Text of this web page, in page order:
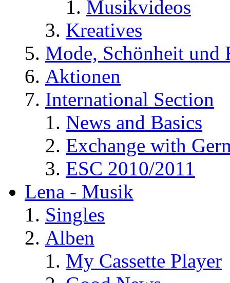
Musikvideos
Kreatives
Mode, Schönheit und
Aktionen
International Section
News and Basics
Exchange with
ESC 2010/2011
Lena - Musik
Singles
Alben
My Cassette Player